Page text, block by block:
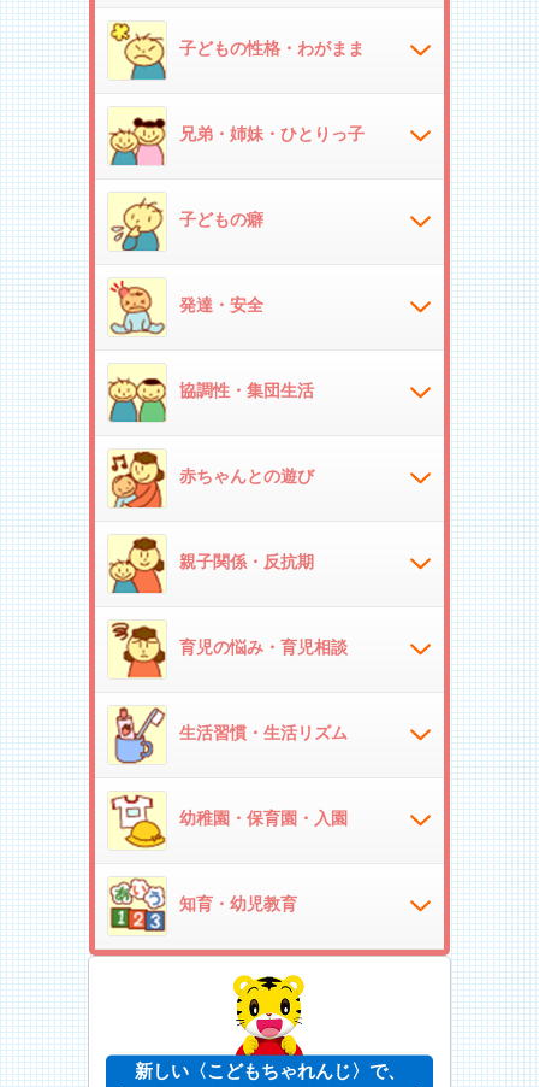
子どもの性格・わがまま
兄弟・姉妹・ひとりっ子
子どもの癖
発達・安全
協調性・集団生活
赤ちゃんとの遊び
親子関係・反抗期
育児の悩み・育児相談
生活習慣・生活リズム
幼稚園・保育園・入園
知育・幼児教育
新しい〈こどもちゃれんじ〉で、